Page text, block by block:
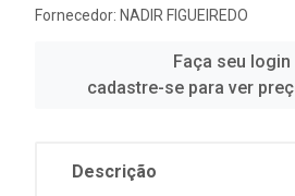
Fornecedor: NADIR FIGUEIREDO
Faça seu login
cadastre-se para ver
Descrição